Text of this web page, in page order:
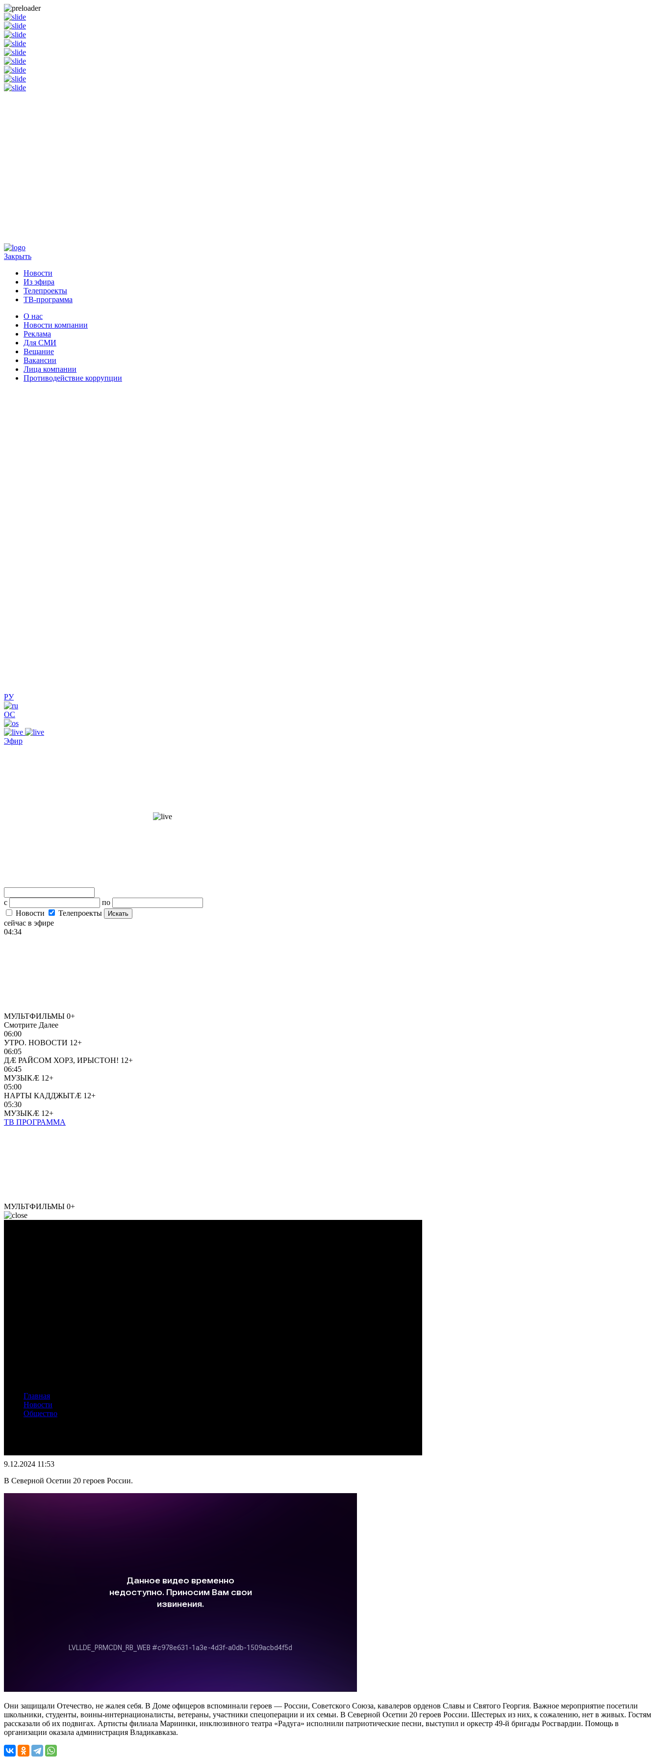
Закрыть
Новости
Из эфира
Телепроекты
ТВ-программа
О нас
Новости компании
Реклама
Для СМИ
Вещание
Вакансии
Лица компании
Противодействие коррупции
РУ
ОС
Эфир
с
по
Новости
Телепроекты Искать
сейчас в эфире
04:34
МУЛЬТФИЛЬМЫ 0+
Смотрите Далее
06:00
УТРО. НОВОСТИ 12+
06:05
ДÆ РАЙСОМ ХОРЗ, ИРЫСТОН! 12+
06:45
МУЗЫКÆ 12+
05:00
НАРТЫ КАДДЖЫТÆ 12+
05:30
МУЗЫКÆ 12+
ТВ ПРОГРАММА
МУЛЬТФИЛЬМЫ 0+
Главная
Новости
Общество
9.12.2024 11:53
В Северной Осетии 20 героев России.
Они защищали Отечество, не жалея себя. В Доме офицеров вспоминали героев — России, Советского Союза, кавалеров орденов Славы и Святого Георгия. Важное мероприятие посетили
школьники, студенты, воины-интернационалисты, ветераны, участники спецоперации и их семьи. В Северной Осетии 20 героев России. Шестерых из них, к сожалению, нет в живых. Гостям
рассказали об их подвигах. Артисты филиала Мариинки, инклюзивного театра «Радуга» исполнили патриотические песни, выступил и оркестр 49-й бригады Росгвардии. Помощь в
организации оказала администрация Владикавказа.